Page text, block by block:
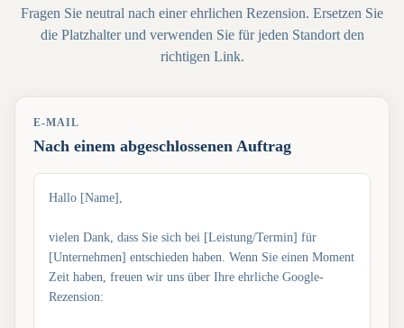
Fragen Sie neutral nach einer ehrlichen Rezension. Ersetzen Sie
die Platzhalter und verwenden Sie für jeden Standort den
richtigen Link.
E-MAIL
Nach einem abgeschlossenen Auftrag
Hallo [Name],
vielen Dank, dass Sie sich bei [Leistung/Termin] für
[Unternehmen] entschieden haben. Wenn Sie einen Moment
Zeit haben, freuen wir uns über Ihre ehrliche Google-
Rezension: